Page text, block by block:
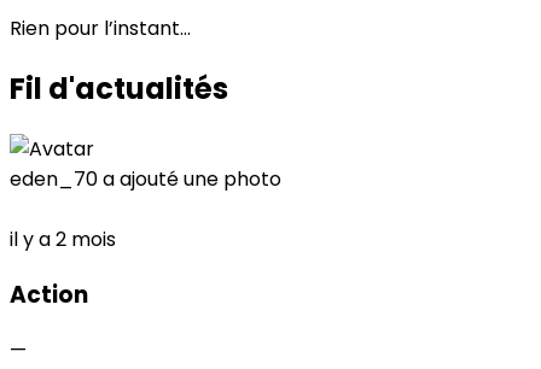
Rien pour l’instant…
Fil d'actualités
eden_70a ajouté une photo
il y a 2 mois
Action
—